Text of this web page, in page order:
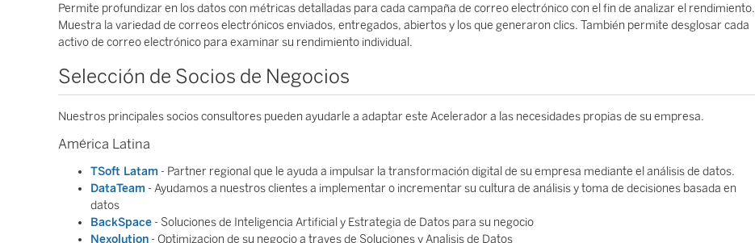
Permite profundizar en los datos con métricas detalladas para cada campaña de correo electrónico con el fin de analizar el rendimiento.
Muestra la variedad de correos electrónicos enviados, entregados, abiertos y los que generaron clics. También permite desglosar cada
activo de correo electrónico para examinar su rendimiento individual.
Selección de Socios de Negocios
Nuestros principales socios consultores pueden ayudarle a adaptar este Acelerador a las necesidades propias de su empresa.
América Latina
TSoft Latam - Partner regional que le ayuda a impulsar la transformación digital de su empresa mediante el análisis de datos.
DataTeam - Ayudamos a nuestros clientes a implementar o incrementar su cultura de análisis y toma de decisiones basada en
datos
BackSpace - Soluciones de Inteligencia Artificial y Estrategia de Datos para su negocio
Nexolution - Optimizacion de su negocio a traves de Soluciones y Analisis de Datos